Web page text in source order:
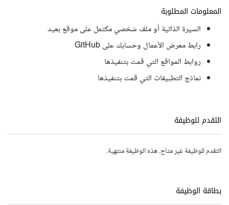
المعلومات المطلوبة
السيرة الذاتية أو ملف شخصي مكتمل على موقع بعيد
رابط معرض الأعمال وحسابك على GitHub
روابط المواقع التي قمت بتنفيذها
نماذج التطبيقات التي قمت بتنفيذها
التقدم للوظيفة
التقدم للوظيفة غير متاح. هذه الوظيفة منتهية.
بطاقة الوظيفة